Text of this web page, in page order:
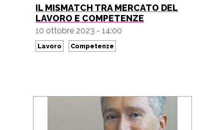
IL MISMATCH TRA MERCATO DEL
LAVORO E COMPETENZE
10 ottobre 2023 - 14:00
Lavoro Competenze